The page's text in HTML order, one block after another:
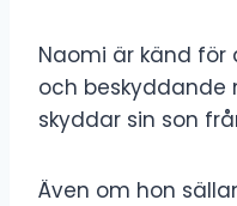
Naomi är känd
och beskyddande
skyddar sin son
Även om hon